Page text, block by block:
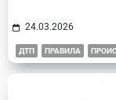
24.03.2026
ДТП ПРАВИЛА